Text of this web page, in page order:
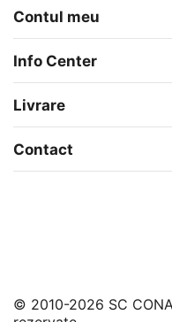
Contul meu
Info Center
Livrare
Contact
© 2010-2026 SC